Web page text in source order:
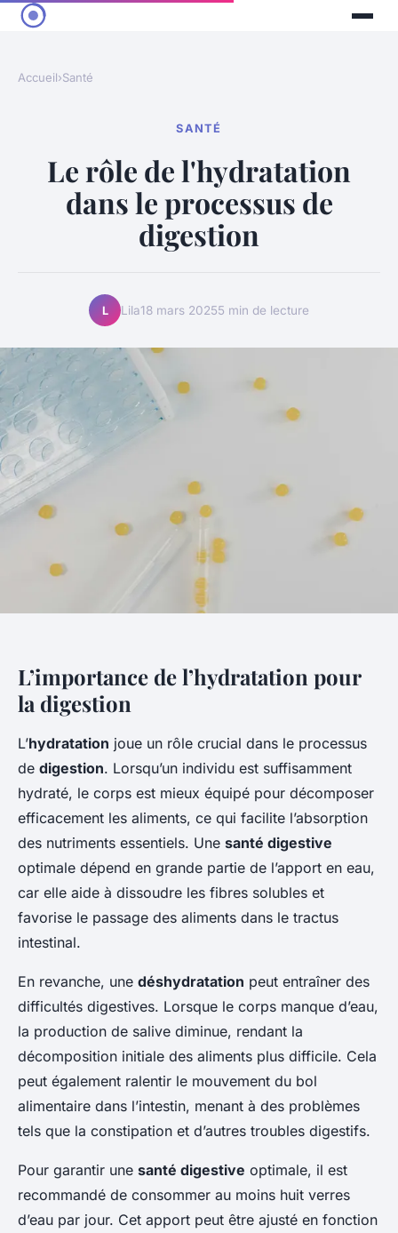
Accueil›Santé
SANTÉ
Le rôle de l'hydratation
dans le processus de
digestion
L Lila18 mars 20255 min de lecture
L’importance de l’hydratation pour
la digestion
L’hydratation joue un rôle crucial dans le processus
de digestion. Lorsqu’un individu est suffisamment
hydraté, le corps est mieux équipé pour décomposer
efficacement les aliments, ce qui facilite l’absorption
des nutriments essentiels. Une santé digestive
optimale dépend en grande partie de l’apport en eau,
car elle aide à dissoudre les fibres solubles et
favorise le passage des aliments dans le tractus
intestinal.
En revanche, une déshydratation peut entraîner des
difficultés digestives. Lorsque le corps manque d’eau,
la production de salive diminue, rendant la
décomposition initiale des aliments plus difficile. Cela
peut également ralentir le mouvement du bol
alimentaire dans l’intestin, menant à des problèmes
tels que la constipation et d’autres troubles digestifs.
Pour garantir une santé digestive optimale, il est
recommandé de consommer au moins huit verres
d’eau par jour. Cet apport peut être ajusté en fonction